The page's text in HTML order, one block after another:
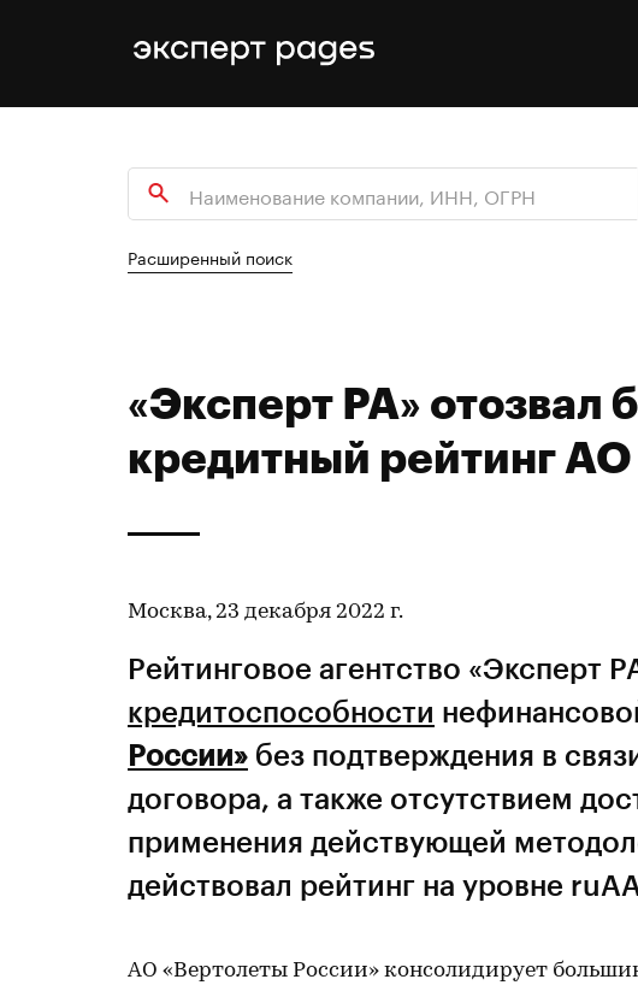
Расширенный поиск
«Эксперт РА» отозвал
кредитный рейтинг
Москва, 23 декабря 2022 г.
Рейтинговое агентство «Эксперт
кредитоспособности
России» без подтверждения в
договора, а также отсутствием
применения действующей
действовал рейтинг на уровне
АО «Вертолеты России» консолидирует